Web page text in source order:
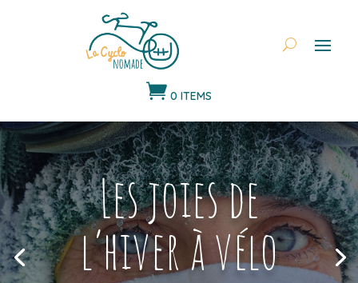
 0 ITEMS
Les joies de
l’hiver à vélo